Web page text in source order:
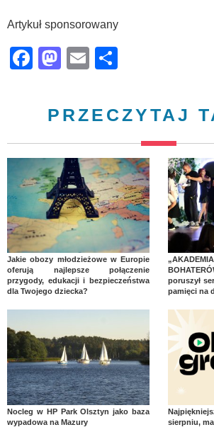
Artykuł sponsorowany
Facebook
Mastodon
Email
PRZECZYTAJ
Jakie obozy młodzieżowe w Europie
oferują najlepsze połączenie
przygody, edukacji i bezpieczeństwa
dla Twojego dziecka?
poruszył
pamięci na
Nocleg w HP Park Olsztyn jako baza
wypadowa na Mazury
sierpniu,